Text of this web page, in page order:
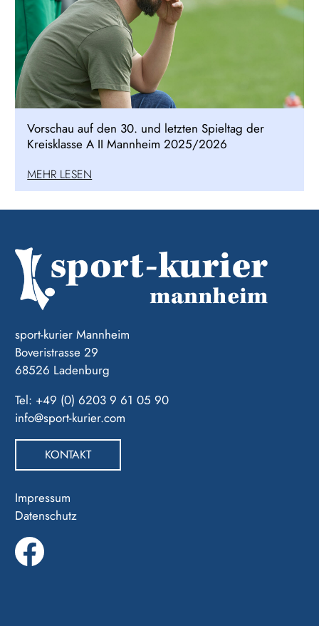
Vorschau auf den 30. und letzten Spieltag der
Kreisklasse A II Mannheim 2025/2026
MEHR LESEN
sport-kurier Mannheim
Boveristrasse 29
68526 Ladenburg
Tel: +49 (0) 6203 9 61 05 90
info@sport-kurier.com
KONTAKT
Impressum
Datenschutz